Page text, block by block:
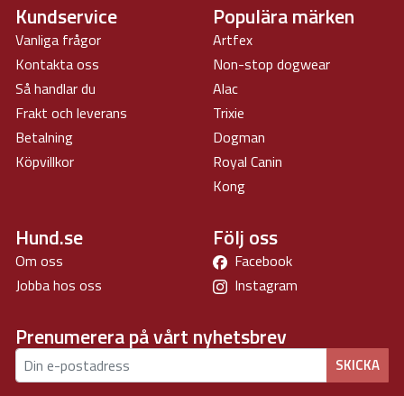
Kundservice
Vanliga frågor
Kontakta oss
Så handlar du
Frakt och leverans
Betalning
Köpvillkor
Populära märken
Artfex
Non-stop dogwear
Alac
Trixie
Dogman
Royal Canin
Kong
Hund.se
Om oss
Jobba hos oss
Följ oss
Facebook
Instagram
Prenumerera på vårt nyhetsbrev
SKICKA